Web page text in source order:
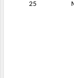
25